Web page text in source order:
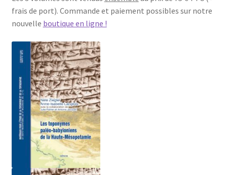
frais de port). Commande et paiement possibles sur notre
nouvelle boutique en ligne !